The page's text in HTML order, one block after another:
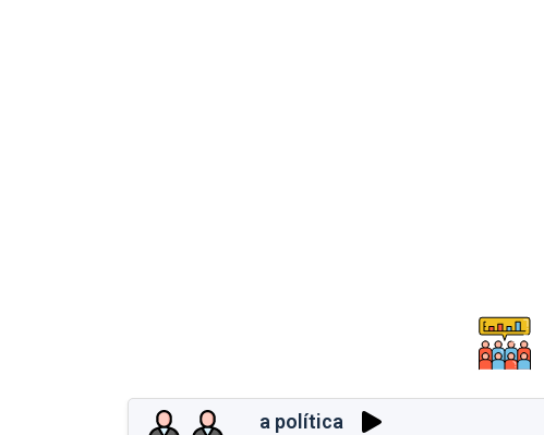
a política